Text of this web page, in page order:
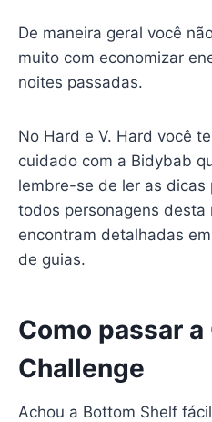
De maneira geral você
muito com economizar
noites passadas.
No Hard e V. Hard você
cuidado com a Bidybab
lembre-se de ler as dicas
todos personagens desta
encontram detalhadas
de guias.
Como passar a
Challenge
Achou a Bottom Shelf